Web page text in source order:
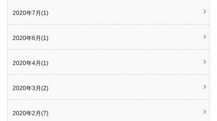
2020年7月(1)
2020年6月(1)
2020年4月(1)
2020年3月(2)
2020年2月(7)